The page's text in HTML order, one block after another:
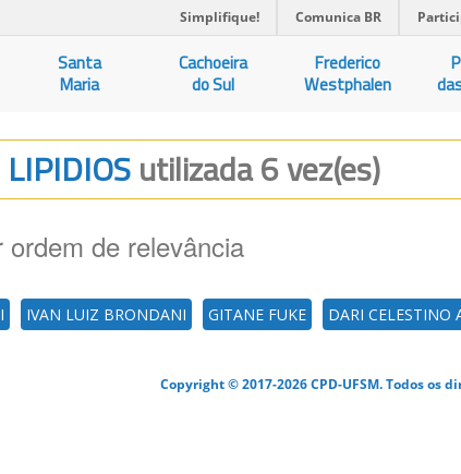
Simplifique! Comunica BR
Santa
Maria
Cachoeira
do Sul
Frederico
Westphalen
utilizada 6 vez(es)
de relevância
IVAN LUIZ BRONDANI GITANE FUKE DARI CELESTINO
Copyright © 2017-2026 CPD-UFSM. Todos os